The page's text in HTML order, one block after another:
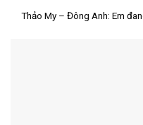
Thảo My – Đông Anh: Em